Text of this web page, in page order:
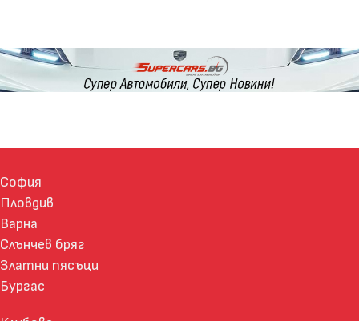
София
Пловдив
Варна
Слънчев бряг
Златни пясъци
Бургас